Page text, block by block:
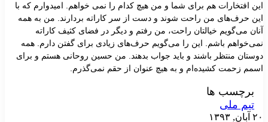
این افتخارات هم برای شما و من هیچ کدام را نمی خواهم. امیدوارم که با
این حرف‌های من راحت شوند و دست از سر کاراته بردارند. من به همه
آنان می‌گویم خیالتان راحت، من رفتم و دیگر در فضای کثیف کاراته
نمی‌خواهم باشم. این را می‌گویم حرف‌های زیادی برای گفتن دارم. همه
دوستان منتظر باشند و باید جواب بدهند. من حسین روحانی هستم و برای
اسمم زحمت کشیده‌ام و به هیچ عنوان از حقم نمی‌گذرم.
برچسب ها
تیم ملی
۲۰ آبان, ۱۳۹۳